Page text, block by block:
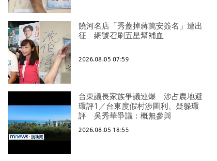
饒河名店「秀蓋掉蔣萬安簽名」遭出
征 網號召刷五星幫補血
2026.08.05 07:59
台東議長家族爭議連爆 涉占農地避
環評1／台東度假村涉圖利、疑躲環
評 吳秀華爭議：概無參與
2026.08.05 18:55